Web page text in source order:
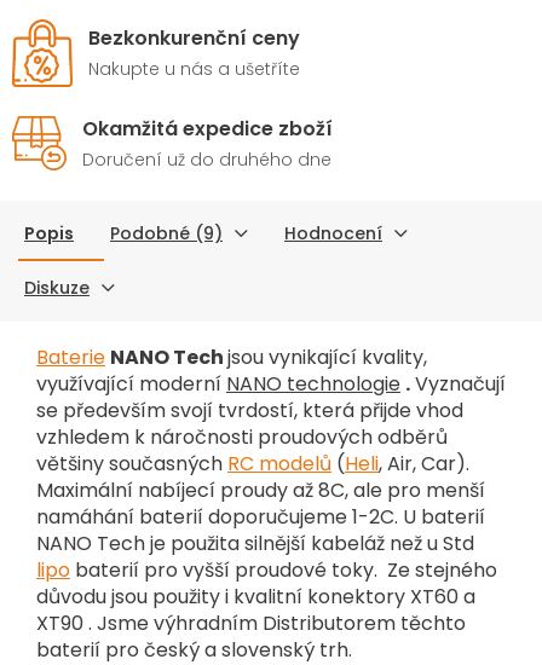
Bezkonkurenční ceny
Nakupte u nás a ušetříte
Okamžitá expedice zboží
Doručení už do druhého dne
Popis Podobné (9) Hodnocení
Diskuze
Baterie NANO Techjsou vynikající kvality,
využívající moderní NANO technologie .Vyznačují
se především svojí tvrdostí, která přijde vhod
vzhledem k náročnosti proudových odběrů
většiny současných RC modelů (Heli, Air, Car).
Maximální nabíjecí proudy až 8C, ale pro menší
namáhání baterií doporučujeme 1-2C. U baterií
NANO Tech je použita silnější kabeláž než u Std
lipo baterií pro vyšší proudové toky. Ze stejného
důvodu jsou použity i kvalitní konektory XT60 a
XT90 . Jsme výhradním Distributorem těchto
baterií pro český a slovenský trh.